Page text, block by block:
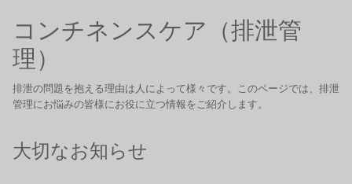
コンチネンスケア（排泄管
理）
排泄の問題を抱える理由は人によって様々です。このページでは、排泄
管理にお悩みの皆様にお役に立つ情報をご紹介します。
大切なお知らせ